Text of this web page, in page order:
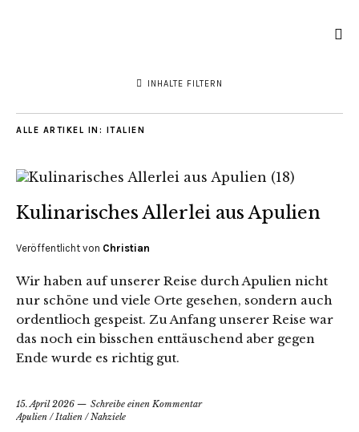
INHALTE FILTERN
ALLE ARTIKEL IN: ITALIEN
Kulinarisches Allerlei aus Apulien
Veröffentlicht von Christian
Wir haben auf unserer Reise durch Apulien nicht
nur schöne und viele Orte gesehen, sondern auch
ordentlioch gespeist. Zu Anfang unserer Reise war
das noch ein bisschen enttäuschend aber gegen
Ende wurde es richtig gut.
15. April 2026
Schreibe einen Kommentar
Apulien /Italien /Nahziele